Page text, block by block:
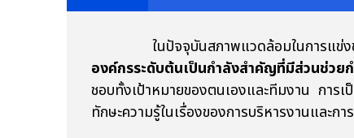
ในปัจจุบันสภาพแวดล้อมในการแข่งขันท
องค์กรระดับต้นเป็นกำลังสำคัญที่มีส่วนช่วย
ชอบทั้งเป้าหมายของตนเองและทีมงาน การ
ทักษะความรู้ในเรื่องของการบริหารงานและก